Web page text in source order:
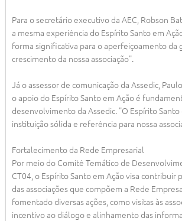
Para o secretário executivo da AEC, Robson
a mesma experiência do Espírito Santo em
forma significativa para o aperfeiçoamento da
crescimento da nossa associação".
Já o assessor de comunicação da Assedic,
o apoio do Espírito Santo em Ação é
desenvolvimento da Assedic. "O Espírito Santo
instituição sólida e referência para nossa
Fortalecimento da Rede Empresarial
Por meio do Comitê Temático de
CT04, o Espírito Santo em Ação visa
das associações que compõem a Rede
fomentado diversas ações, como visitas às
incentivo ao diálogo e alinhamento das